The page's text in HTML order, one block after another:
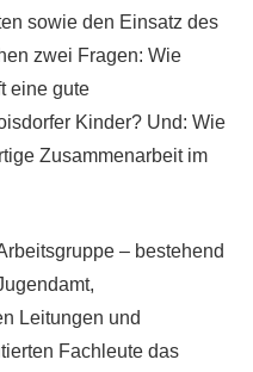
sowie den Einsatz des
zwei Fragen: Wie
eine gute
Kinder? Und: Wie
Zusammenarbeit im
– bestehend
Leitungen und
Fachleute das